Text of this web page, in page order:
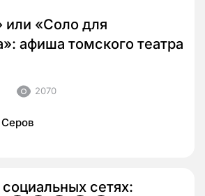
или «Соло для
афиша томского театра
2070
сетях: